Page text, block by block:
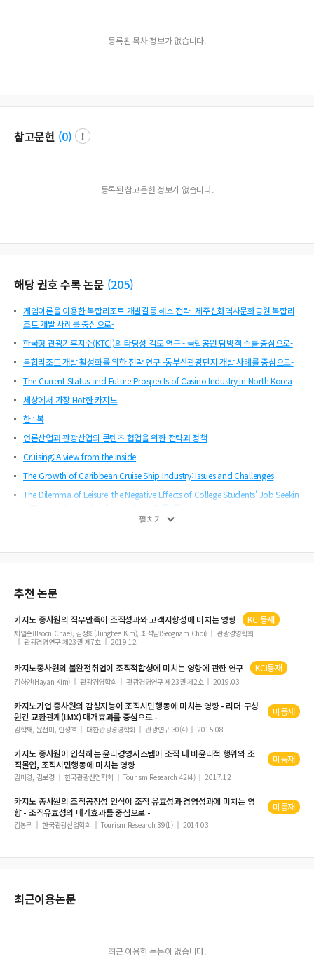
등록된 목차 정보가 없습니다.
참고문헌 (0)
등록된 참고문헌 정보가 없습니다.
해당 권호 수록 논문 (205)
게임이론을 이용한 복합리조트 개발갈등 해소 전략 -제주신화역사문화공원 복합리
조트 개발 사례를 중심으로-
한국형 관광기후지수(KTCI)의 타당성 검토 연구 - 국립공원 탐방객 수를 중심으로-
복합리조트 개발 활성화를 위한 전략 연구 -동부산관광단지 개발 사례를 중심으로-
The Current Status and Future Prospects of Casino Industry in North Korea
세상에서 가장 Hot한 카지노
한 ː 복
언론산업과 관광산업의 콘텐츠 협업을 위한 전략과 정책
Cruising: A view from the inside
The Growth of Caribbean Cruise Ship Industry: Issues and Challenges
The Dilemma of Leisure: the Negative Effects of College Students’ Job Seekin
g Stress on Leisure Involvement and Self-efficacy
국내 카지노업 허가 특례 제도의 현황 및 개선방안
방문자 관계체험이 관광 후 평가에 미치는 영향
Casino Gamblers’ Characteristics, Motivations, Attitudes and Behaviors: Imp
act on Purchase Frequencies of Gambling Products
Introducing Casinos: A Case of Massachusetts and Lessons for Korea
관광사업체 기초통계조사
강릉커피축제 참여커피숍의 공간적 특성 -강릉항지구 커피숍을 대상으로-
Framing Japan: Understanding Newspaper coverage on tourism after 2011
Great East Japan Earthquake
카지노 딜러교육과 교육만족 및 직무몰입간 관계에 관한 연구
Waste Management for the Hills’ Tourist Destinations of Nagaland (India)
Why cruise line?: Exploring students’ motivation to work in a cruise line com
관광목적지로서 제주도 브랜드 개성에 관한 연구
A Study on Influencing Factors on Intention to Share Accommodation in the
감정노동의 경험과 노동가치 평가에 관한 현상학적 연구: 호텔종사원을 중심으로
펼치기
추천 논문
카지노 종사원의 직무만족이 조직성과와 고객지향성에 미치는 영향 KCI등재
채일순(Ilsoon Chae), 김정희(Junghee Kim), 최석남(Seognam Choi)
관광경영학회
관광경영연구 제23권 제7호
2019.12
카지노종사원의 불완전취업이 조직적합성에 미치는 영향에 관한 연구 KCI등재
김하얀(Hayan Kim) 관광경영학회 관광경영연구 제23권 제2호 2019.03
카지노기업 종사원의 감성지능이 조직시민행동에 미치는 영향 - 리더-구성
원간 교환관계(LMX) 매개효과를 중심으로 -
미등재
김학재, 윤선미, 인성호 대한관광경영학회 관광연구 30(4) 2015.08
카지노 종사원이 인식하는 윤리경영시스템이 조직 내 비윤리적 행위와 조
직몰입, 조직시민행동에 미치는 영향
미등재
김미경, 김보경 한국관광산업학회 Tourism Research 42(4) 2017.12
카지노 종사원의 조직공정성 인식이 조직 유효성과 경영성과에 미치는 영
향 - 조직유효성의 매개효과를 중심으로 -
미등재
김봉무 한국관광산업학회 Tourism Research 39(1) 2014.03
최근이용논문
최근 이용한 논문이 없습니다.